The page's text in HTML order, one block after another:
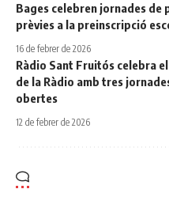
Bages celebren jornades de
prèvies a la preinscripció
16 de febrer de 2026
Ràdio Sant Fruitós celebra
de la Ràdio amb tres
obertes
12 de febrer de 2026